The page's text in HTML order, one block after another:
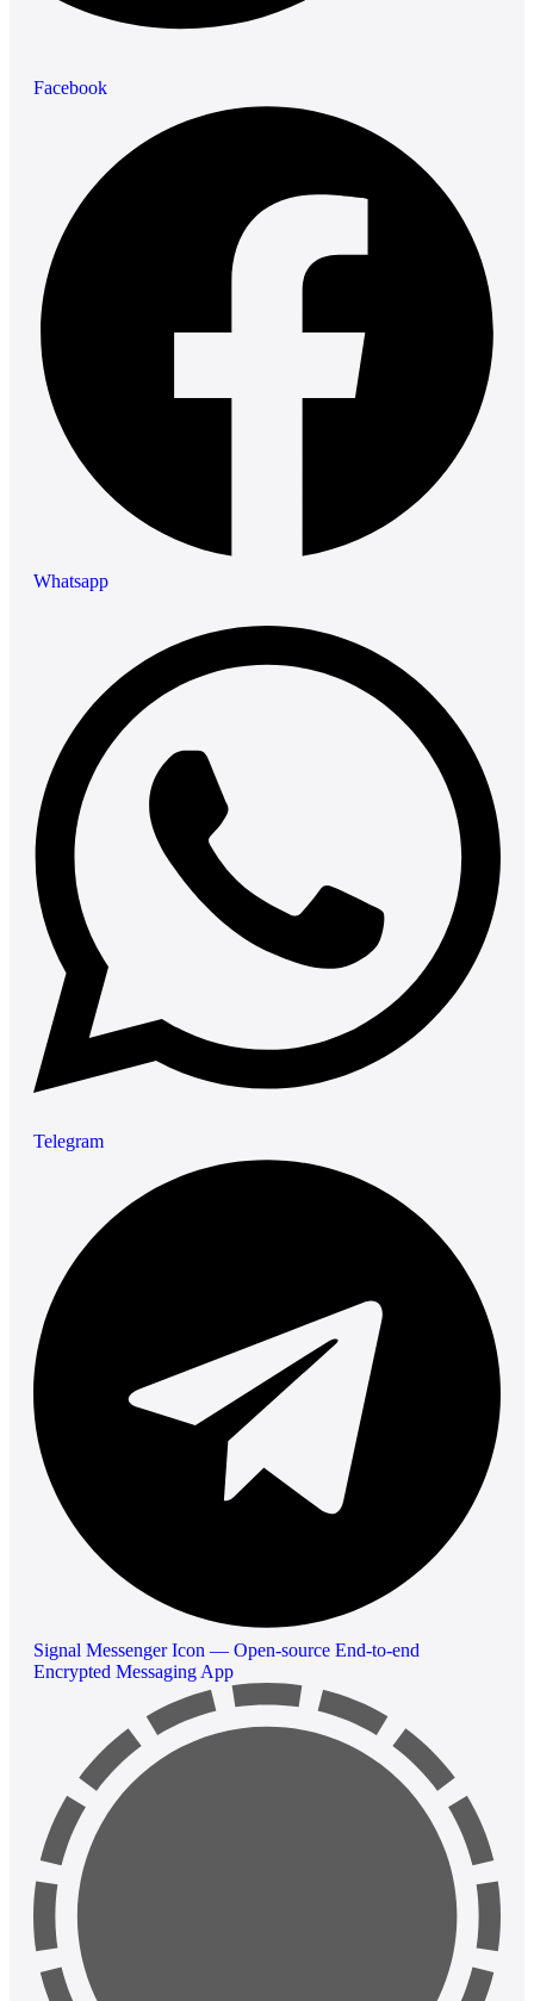
Facebook
Whatsapp
Telegram
Signal Messenger Icon — Open-source End-to-end
Encrypted Messaging App